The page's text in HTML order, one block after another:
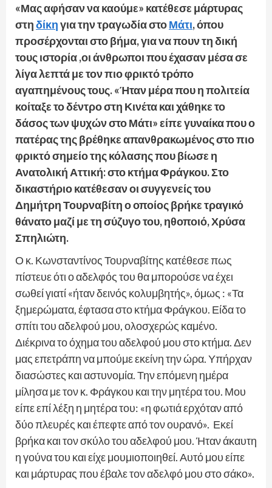
«Μας αφήσαν να καούμε» κατέθεσε μάρτυρας
στηδίκηγια την τραγωδία στοΜάτι, όπου
προσέρχονται στο βήμα, για να πουν τη δική
τους ιστορία ,οι άνθρωποι που έχασαν μέσα σε
λίγα λεπτά με τον πιο φρικτό τρόπο
αγαπημένους τους. «Ήταν μέρα που η πολιτεία
κοίταξε το δέντρο στη Κινέτα και χάθηκε το
δάσος των ψυχών στο Μάτι» είπε γυναίκα που ο
πατέρας της βρέθηκε απανθρακωμένος στο πιο
φρικτό σημείο της κόλασης που βίωσε η
Ανατολική Αττική: στο κτήμα Φράγκου. Στο
δικαστήριο κατέθεσαν οι συγγενείς του
Δημήτρη Τουρναβίτη ο οποίος βρήκε τραγικό
θάνατο μαζί με τη σύζυγο του, ηθοποιό, Χρύσα
Σπηλιώτη.
Ο κ. Κωνσταντίνος Τουρναβίτης κατέθεσε πως
πίστευε ότι ο αδελφός του θα μπορούσε να έχει
σωθεί γιατί «ήταν δεινός κολυμβητής», όμως : «Τα
ξημερώματα, έφτασα στο κτήμα Φράγκου. Είδα το
σπίτι του αδελφού μου, ολοσχερώς καμένο.
Διέκρινα το όχημα του αδελφού μου στο κτήμα. Δεν
μας επετράπη να μπούμε εκείνη την ώρα. Υπήρχαν
διασώστες και αστυνομία. Την επόμενη ημέρα
μίλησα με τον κ. Φράγκου και την μητέρα του. Μου
είπε επί λέξη η μητέρα του: «η φωτιά ερχόταν από
δύο πλευρές και έπεφτε από τον ουρανό». Εκεί
βρήκα και τον σκύλο του αδελφού μου. Ήταν άκαυτη
η γούνα του και είχε μουμιοποιηθεί. Αυτό μου είπε
και μάρτυρας που έβαλε τον αδελφό μου στο σάκο».